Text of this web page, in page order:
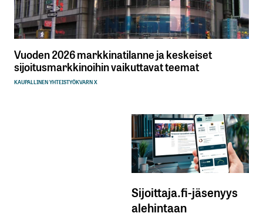
Vuoden 2026 markkinatilanne ja keskeiset
sijoitusmarkkinoihin vaikuttavat teemat
KAUPALLINEN YHTEISTYÖKVARN X
Sijoittaja.fi-jäsenyys
alehintaan